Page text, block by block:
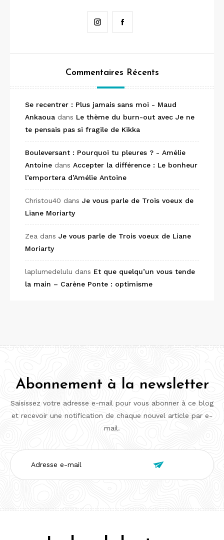
Instagram
Commentaires Récents
Se recentrer : Plus jamais sans moi - Maud
Ankaoua dans Le thème du burn-out avec Je ne
te pensais pas si fragile de Kikka
Bouleversant : Pourquoi tu pleures ? - Amélie
Antoine dans Accepter la différence : Le bonheur
l’emportera d’Amélie Antoine
Christou40 dans Je vous parle de Trois voeux de
Liane Moriarty
Zea dans Je vous parle de Trois voeux de Liane
Moriarty
laplumedelulu dans Et que quelqu’un vous tende
la main – Carène Ponte : optimisme
Abonnement à la newsletter
Saisissez votre adresse e-mail pour vous abonner à ce blog
et recevoir une notification de chaque nouvel article par e-
mail.
Adresse
e-
mail
